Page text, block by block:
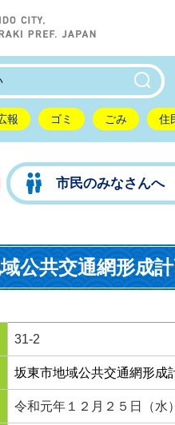
報 ゴミ ごみ 住
市民のみなさんへ
公共交通網形成計
31-2
坂東市地域公共交通網形成
令和元年１２月２５日（水